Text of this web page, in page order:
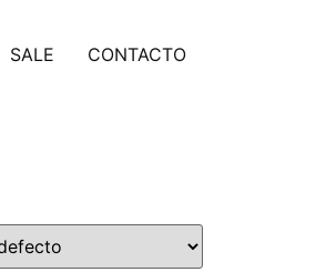
SALE CONTACTO